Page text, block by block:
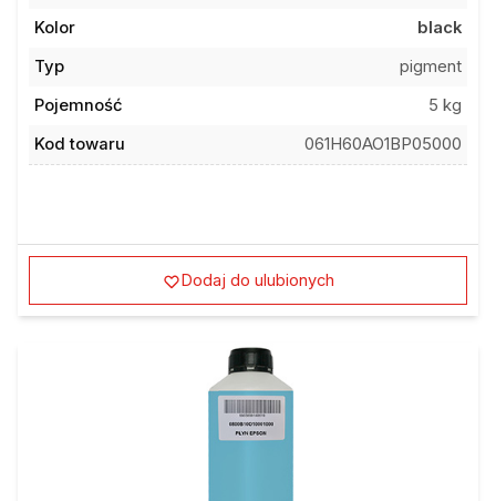
Kolor
black
Typ
pigment
Pojemność
5 kg
Kod towaru
061H60AO1BP05000
Dodaj do ulubionych